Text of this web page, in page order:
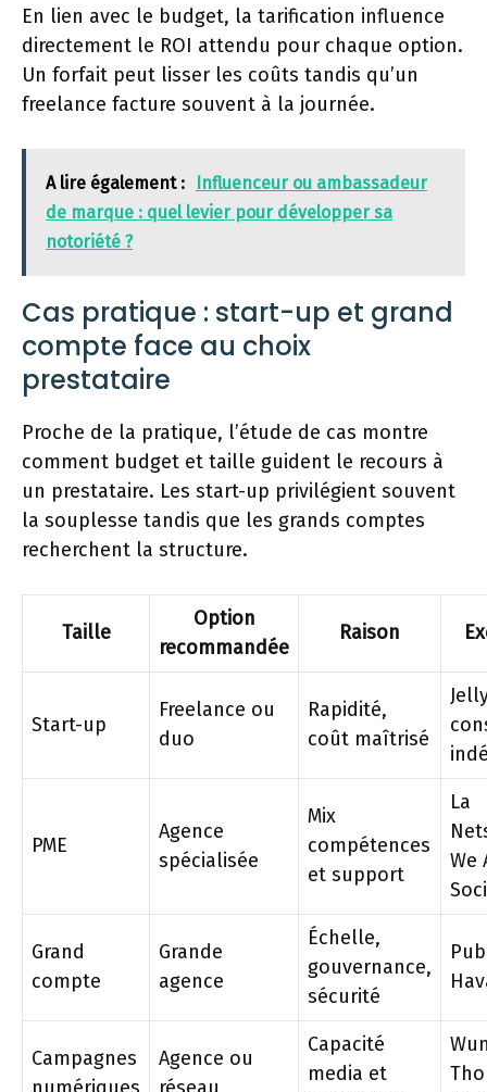
En lien avec le budget, la tarification influence
directement le ROI attendu pour chaque option.
Un forfait peut lisser les coûts tandis qu’un
freelance facture souvent à la journée.
A lire également :
Influenceur ou ambassadeur
de marque : quel levier pour développer sa
notoriété ?
Cas pratique : start-up et grand
compte face au choix
prestataire
Proche de la pratique, l’étude de cas montre
comment budget et taille guident le recours à
un prestataire. Les start-up privilégient souvent
la souplesse tandis que les grands comptes
recherchent la structure.
Taille
Option
recommandée
Raison
Start-up
Freelance ou
duo
Rapidité,
coût maîtrisé
PME
Agence
spécialisée
Mix
compétences
et support
La
We
Grand
compte
Grande
agence
Échelle,
gouvernance,
sécurité
Campagnes
Agence ou
Capacité
media et